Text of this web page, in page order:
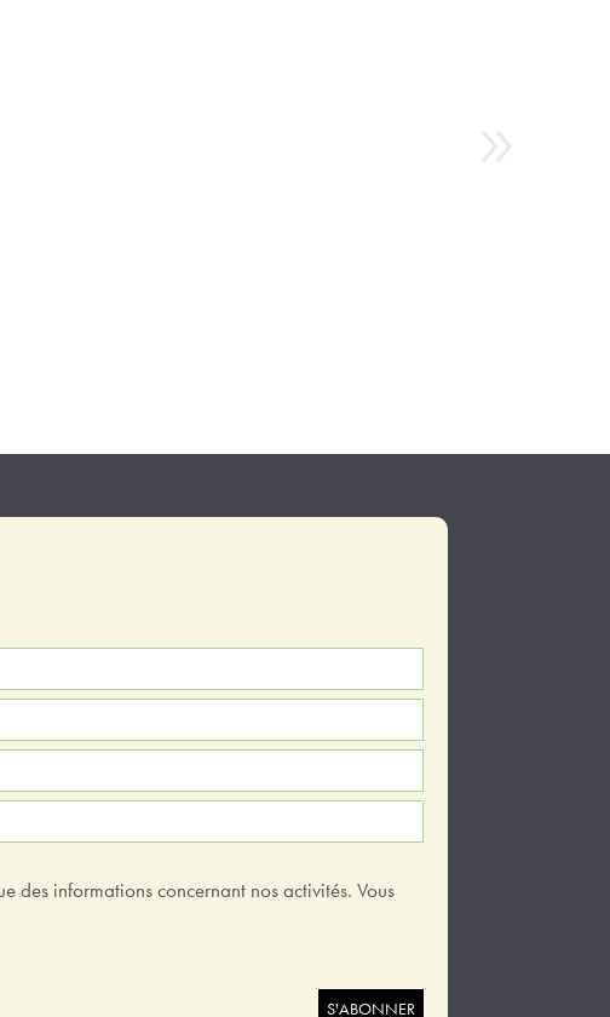
des informations concernant nos activités. Vous